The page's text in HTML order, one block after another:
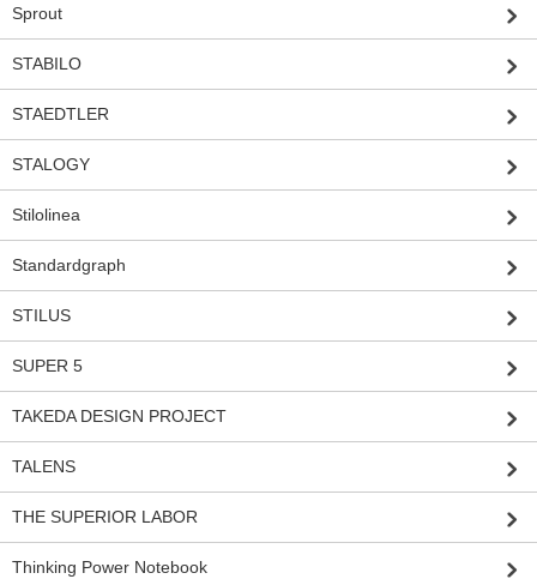
Sprout
STABILO
STAEDTLER
STALOGY
Stilolinea
Standardgraph
STILUS
SUPER 5
TAKEDA DESIGN PROJECT
TALENS
THE SUPERIOR LABOR
Thinking Power Notebook